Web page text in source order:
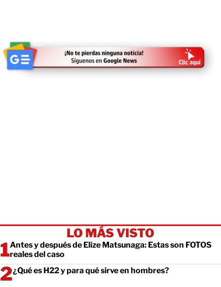
LO MÁS VISTO
Antes y después de Elize Matsunaga: Estas son FOTOS
reales del caso
¿Qué es H22 y para qué sirve en hombres?